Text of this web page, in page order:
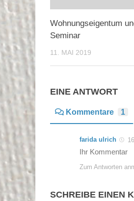
Wohnungseigentum
Seminar
11. MAI 2019
EINE ANTWORT
Kommentare 1
farida ulrich
Ihr Kommentar
Zum Antworten
SCHREIBE EINEN